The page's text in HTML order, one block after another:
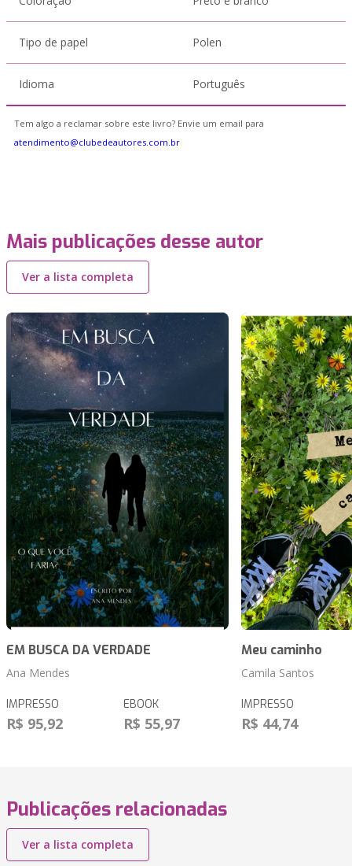
Tipo de papel Polen
Idioma Português
Tem algo a reclamar sobre este livro? Envie um email para
atendimento@clubedeautores.com.br
Mais publicações desse autor
Ver a lista completa
EM BUSCA DA VERDADE
Ana Mendes
IMPRESSO
R$ 95,92
EBOOK
R$ 55,97
Meu caminho
Camila Santos
IMPRESSO
R$ 44,74
Publicações relacionadas
Ver a lista completa